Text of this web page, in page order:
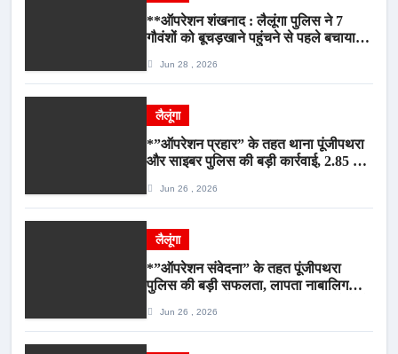
**ऑपरेशन शंखनाद : लैलूंगा पुलिस ने 7
गौवंशों को बूचड़खाने पहुंचने से पहले बचाया,
Jun 28 , 2026
लैलूंगा
*”ऑपरेशन प्रहार” के तहत थाना पूंजीपथरा
और साइबर पुलिस की बड़ी कार्रवाई, 2.85 टन
Jun 26 , 2026
लैलूंगा
*”ऑपरेशन संवेदना” के तहत पूंजीपथरा
पुलिस की बड़ी सफलता, लापता नाबालिग
आरोपी गिरफ्तार*
Jun 26 , 2026